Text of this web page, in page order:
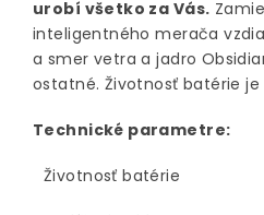
urobí všetko za Vás.
inteligentného merača
a smer vetra a jadro
ostatné. Životnosť batérie je
Technické parametre:
Životnosť batérie